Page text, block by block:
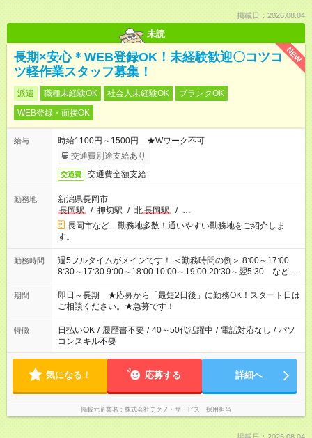
掲載日：2026.08.04
未読
NEW
長期×安心＊WEB登録OK！未経験歓迎〇コツコ
ツ軽作業スタッフ募集！
派遣 職種未経験OK 社会人未経験OK
ブランクOK
WEB登録・面接OK
給与
時給1100円～1500円 ★Wワーク不可
交通費別途支給あり
交通費 交通費全額支給
勤務地
新潟県長岡市
長岡駅
/ 押切駅 / 北長岡駅 / …
長岡市など…勤務地多数！通いやすい勤務地をご紹介しま
す。
勤務時間
週5フルタイムがメインです！ ＜勤務時間の例＞ 8:00～17:00
8:30～17:30 9:00～18:00 10:00～19:00 20:30～翌5:30 など ★
その他にも勤務時間多数！ 日勤のみ、残業なし、交替制など
ご希望を教えてください！
期間
即日～長期 ★応募から「最短2日後」に勤務OK！スタート日は
ご相談ください。★急募です！
特徴 日払いOK / 履歴書不要 / 40～50代活躍中 / 電話対応なし / パソ
コンスキル不要
気になる！ 応募する 詳細へ
掲載元企業名 株式会社テクノ・サービス 採用担当